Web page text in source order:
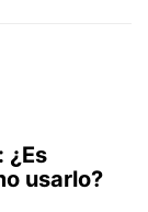
¿Es
usarlo?